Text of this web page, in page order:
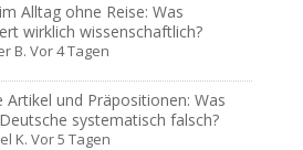
Alltag ohne Reise: Was
wirklich wissenschaftlich?
B. Vor 4 Tagen
Artikel und Präpositionen: Was
systematisch falsch?
K. Vor 5 Tagen